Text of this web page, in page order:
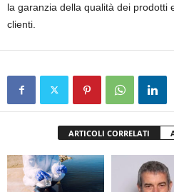
la garanzia della qualità dei prodotti
clienti.
ARTICOLI CORRELATI